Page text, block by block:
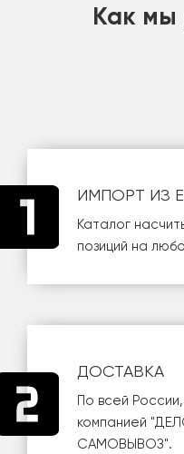
Как мы
ИМПОРТ ИЗ
Каталог
позиций на
ДОСТАВКА
По всей
компанией
САМОВЫВОЗ".